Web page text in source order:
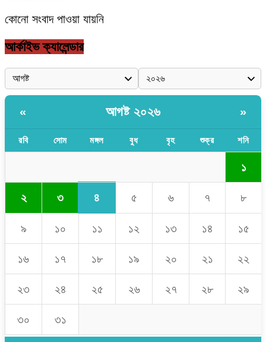
কোনো সংবাদ পাওয়া যায়নি
আর্কাইভ ক্যালেন্ডার
« আগষ্ট ২০২৬ »
রবি সোম মঙ্গল বুধ বৃহ শুক্র শনি
১
২ ৩ ৪ ৫ ৬ ৭ ৮
৯ ১০ ১১ ১২ ১৩ ১৪ ১৫
১৬ ১৭ ১৮ ১৯ ২০ ২১ ২২
২৩ ২৪ ২৫ ২৬ ২৭ ২৮ ২৯
৩০ ৩১